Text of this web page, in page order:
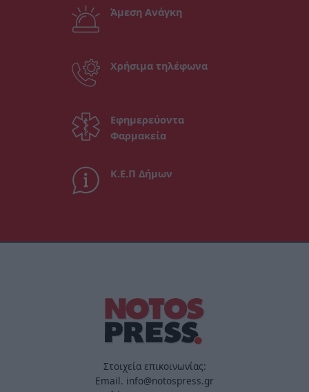
Άμεση Ανάγκη
Χρήσιμα τηλέφωνα
Εφημερεύοντα
Φαρμακεία
Κ.Ε.Π Δήμων
Στοιχεία επικοινωνίας:
Email. info@notospress.gr